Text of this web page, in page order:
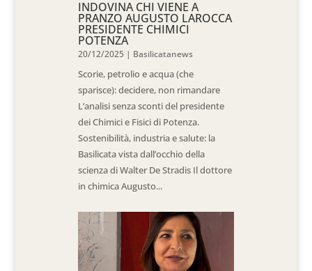
INDOVINA CHI VIENE A
PRANZO AUGUSTO LAROCCA
PRESIDENTE CHIMICI
POTENZA
20/12/2025 | Basilicatanews
Scorie, petrolio e acqua (che
sparisce): decidere, non rimandare
L’analisi senza sconti del presidente
dei Chimici e Fisici di Potenza.
Sostenibilità, industria e salute: la
Basilicata vista dall’occhio della
scienza di Walter De Stradis Il dottore
in chimica Augusto...